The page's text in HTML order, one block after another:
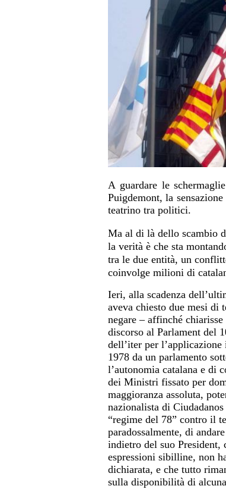
A guardare le
Puigdemont, la
teatrino tra politici.
Ma al di là dello scambio
la verità è che sta
tra le due entità, un
coinvolge milioni di
Ieri, alla scadenza
aveva chiesto due mesi di
negare – affinché
discorso al Parlament del
dell’iter per
1978 da un parlamento
l’autonomia catalana e di
dei Ministri fissato per
maggioranza assoluta,
nazionalista di
“regime del 78” contro il
paradossalmente, di
indietro del suo President,
espressioni sibilline, non
dichiarata, e che tutto
sulla disponibilità di